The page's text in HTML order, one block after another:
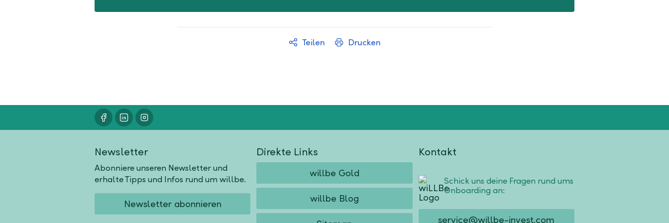
Teilen Drucken
Newsletter
Abonniere unseren Newsletter und
erhalte Tipps und Infos rund um willbe.
Newsletter abonnieren
Kontakt
Schick uns deine Fragen rund ums
Onboarding an:
service@willbe-invest.com
Direkte Links
willbe Gold
willbe Blog